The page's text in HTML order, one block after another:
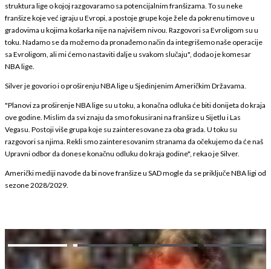
struktura lige o kojoj razgovaramo sa potencijalnim franšizama. To su neke
franšize koje već igraju u Evropi, a postoje grupe koje žele da pokrenu timove u
gradovima u kojima košarka nije na najvišem nivou. Razgovori sa Evroligom su u
toku. Nadamo se da možemo da pronađemo način da integrišemo naše operacije
sa Evroligom, ali mi ćemo nastaviti dalje u svakom slučaju", dodao je komesar
NBA lige.
Silver je govorio i o proširenju NBA lige u Sjedinjenim Američkim Državama.
"Planovi za proširenje NBA lige su u toku, a konačna odluka će biti donijeta do kraja
ove godine. Mislim da svi znaju da smo fokusirani na franšize u Sijetlu i Las
Vegasu. Postoji više grupa koje su zainteresovane za oba grada. U toku su
razgovori sa njima. Rekli smo zainteresovanim stranama da očekujemo da će naš
Upravni odbor da donese konačnu odluku do kraja godine", rekao je Silver.
Američki mediji navode da bi nove franšize u SAD mogle da se priključe NBA ligi od
sezone 2028/2029.